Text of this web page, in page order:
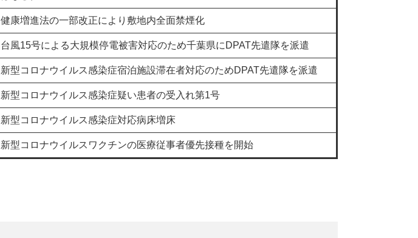
健康増進法の一部改正により敷地内全面禁煙化
台風15号による大規模停電被害対応のため千葉県にDPAT先遣隊を派遣
新型コロナウイルス感染症宿泊施設滞在者対応のためDPAT先遣隊を派遣
新型コロナウイルス感染症疑い患者の受入れ第1号
新型コロナウイルス感染症対応病床増床
新型コロナウイルスワクチンの医療従事者優先接種を開始